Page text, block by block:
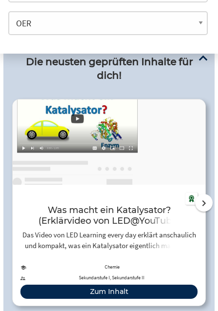
Die neusten geprüften Inhalte für
dich!
Was macht ein Katalysator?
(Erklärvideo von LED@YouTube)
Das Video von LED Learning every day erklärt anschaulich
und kompakt, was ein Katalysator eigentlich macht und
Weise wird das Grundprinzip der Katalyse dargestellt:
Katalysatoren beschleunigen chemische Reaktionen, ohne
dabei selbst verbraucht zu werden. Das Video erläutert die
Funktionsweise durch das Herabsetzen der
Chemie
Sekundarstufe I, Sekundarstufe II
Zum Inhalt